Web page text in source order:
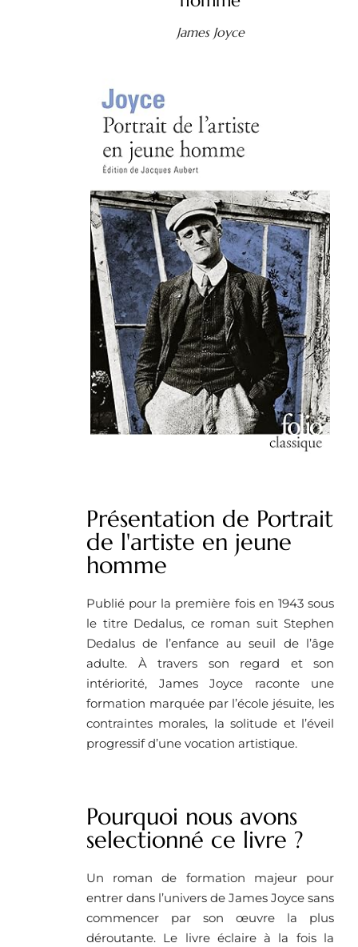
James Joyce
Présentation de Portrait
de l'artiste en jeune
homme
Publié pour la première fois en 1943 sous
le titre Dedalus, ce roman suit Stephen
Dedalus de l’enfance au seuil de l’âge
adulte. À travers son regard et son
intériorité, James Joyce raconte une
formation marquée par l’école jésuite, les
contraintes morales, la solitude et l’éveil
progressif d’une vocation artistique.
Pourquoi nous avons
selectionné ce livre ?
Un roman de formation majeur pour
entrer dans l’univers de James Joyce sans
commencer par son œuvre la plus
déroutante. Le livre éclaire à la fois la